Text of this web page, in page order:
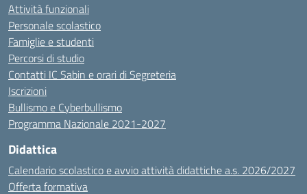
Attività funzionali
Personale scolastico
Famiglie e studenti
Percorsi di studio
Contatti IC Sabin e orari di Segreteria
Iscrizioni
Bullismo e Cyberbullismo
Programma Nazionale 2021-2027
Didattica
Calendario scolastico e avvio attività didattiche a.s. 2026/2027
Offerta formativa